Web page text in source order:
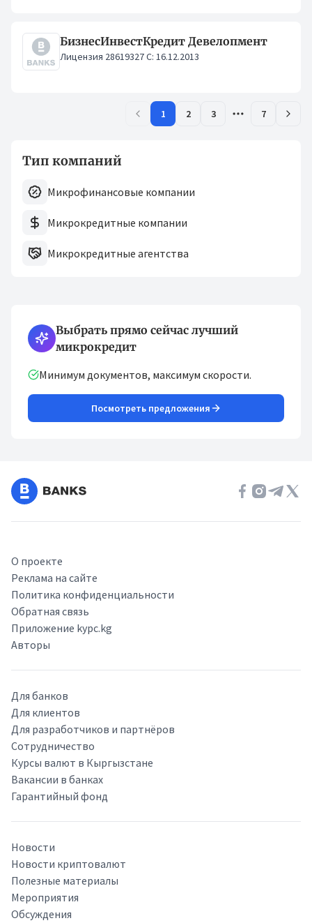
БизнесИнвестКредит Девелопмент
Лицензия 28619327 С: 16.12.2013
1 2 3 7
Тип компаний
Микрофинансовые компании
Микрокредитные компании
Микрокредитные агентства
Выбрать прямо сейчас лучший
микрокредит
Минимум документов, максимум скорости.
Посмотреть предложения
О проекте
Реклама на сайте
Политика конфиденциальности
Обратная связь
Приложение kypc.kg
Авторы
Для банков
Для клиентов
Для разработчиков и партнёров
Сотрудничество
Курсы валют в Кыргызстане
Вакансии в банках
Гарантийный фонд
Новости
Новости криптовалют
Полезные материалы
Мероприятия
Обсуждения